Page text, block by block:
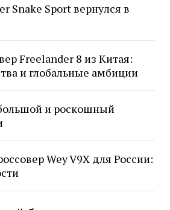
Snake Sport вернулся в
Freelander 8 из Китая:
и глобальные амбиции
и роскошный
Wey V9X для России: